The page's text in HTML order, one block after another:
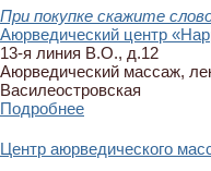
При покупке скажите
Аюрведический центр
13-я линия В.О., д.12
Аюрведический массаж,
Василеостровская
Подробнее
Центр аюрведического